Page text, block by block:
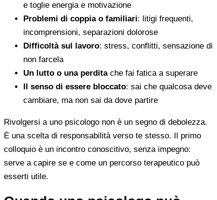
e toglie energia e motivazione
Problemi di coppia o familiari: litigi frequenti,
incomprensioni, separazioni dolorose
Difficoltà sul lavoro: stress, conflitti, sensazione di
non farcela
Un lutto o una perditache fai fatica a superare
Il senso di essere bloccato: sai che qualcosa deve
cambiare, ma non sai da dove partire
Rivolgersi a uno psicologo non è un segno di debolezza.
È una scelta di responsabilità verso te stesso. Il primo
colloquio è un incontro conoscitivo, senza impegno:
serve a capire se e come un percorso terapeutico può
esserti utile.